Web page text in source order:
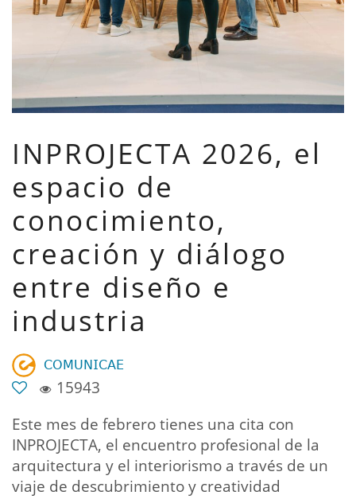
INPROJECTA 2026, el
espacio de
conocimiento,
creación y diálogo
entre diseño e
industria
𝖢𝖮𝖬𝖴𝖭𝖨𝖢𝖠𝖤
15943
Este mes de febrero tienes una cita con
INPROJECTA, el encuentro profesional de la
arquitectura y el interiorismo a través de un
viaje de descubrimiento y creatividad